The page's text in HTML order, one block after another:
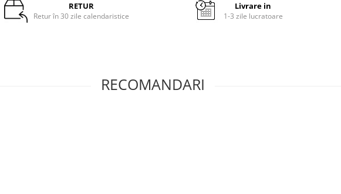
RETUR
Retur în 30 zile calendaristice
Livrare in
1-3 zile lucratoare
RECOMANDARI